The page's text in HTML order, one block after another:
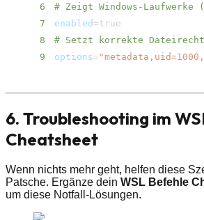
6
# Zeigt Windows-
7
enabled =
8
# Setzt korrekte
9
options=
6. Troubleshooting im
Cheatsheet
Wenn nichts mehr geht, helfen diese
Patsche. Ergänze dein WSL Befehle
um diese Notfall-Lösungen.